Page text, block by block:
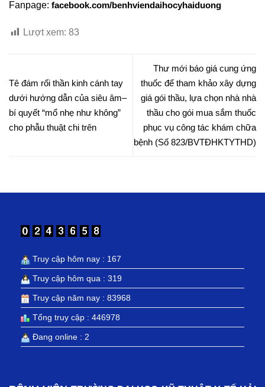
Fanpage: facebook.com/benhviendaihocyhaiduong
Lượt xem: 83
Tê đám rối thần kinh cánh tay
dưới hướng dẫn của siêu âm–
bí quyết “mổ nhẹ như không”
cho phẫu thuật chi trên
Thư mới báo giá cung ứng
thuốc để tham khảo xây dựng
giá gói thầu, lựa chọn nhà nhà
thầu cho gói mua sắm thuốc
phục vụ công tác khám chữa
bệnh (Số 823/BVTĐHKTYTHD)
Truy cập hôm nay : 167
Truy cập hôm qua : 319
Truy cập năm nay : 83968
Tổng truy cập : 446978
Đang online : 2